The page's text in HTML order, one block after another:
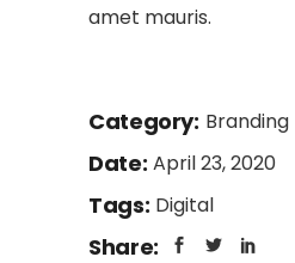
amet mauris.
Category: Branding
Date: April 23, 2020
Tags: Digital
Share: